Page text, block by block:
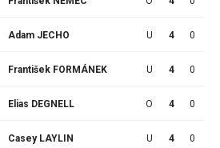
Adam JECHO U 4 0
František FORMÁNEK U 4 0
Elias DEGNELL O 4 0
Casey LAYLIN U 4 0